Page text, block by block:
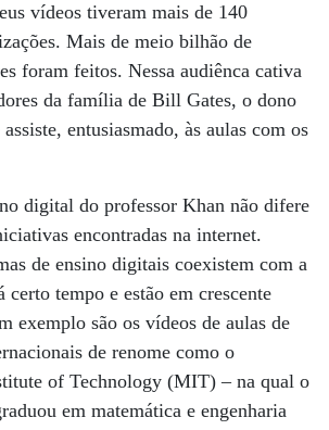
vídeos tiveram mais de 140
Mais de meio bilhão de
foram feitos. Nessa audiênca cativa
da família de Bill Gates, o dono
entusiasmado, às aulas com os
digital do professor Khan não difere
encontradas na internet.
de ensino digitais coexistem com a
certo tempo e estão em crescente
exemplo são os vídeos de aulas de
de renome como o
of Technology (MIT) – na qual o
em matemática e engenharia